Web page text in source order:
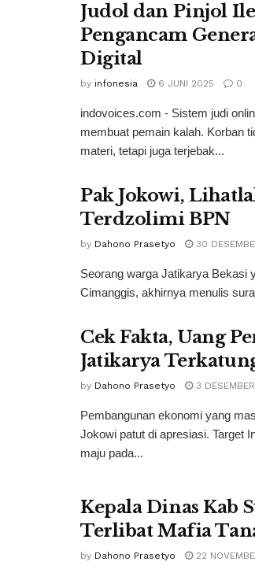
Judol dan Pinjol
Pengancam
Digital
by infonesia 6 JUNI 2025 0
indovoices.com - Sistem judi
membuat pemain kalah. Korban
materi, tetapi juga terjebak...
Pak Jokowi,
Terdzolimi BPN
by Dahono Prasetyo 30
Seorang warga Jatikarya Bekasi
Cimanggis, akhirnya menulis
Cek Fakta, Uang
Jatikarya
by Dahono Prasetyo 3
Pembangunan ekonomi yang
Jokowi patut di apresiasi. Target
maju pada...
Kepala Dinas Kab
Terlibat Mafia
by Dahono Prasetyo 22